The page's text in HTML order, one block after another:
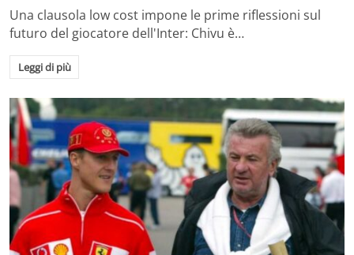
Una clausola low cost impone le prime riflessioni sul
futuro del giocatore dell'Inter: Chivu è…
Leggi di più